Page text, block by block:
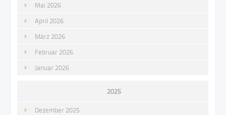
Mai 2026
April 2026
März 2026
Februar 2026
Januar 2026
2025
Dezember 2025